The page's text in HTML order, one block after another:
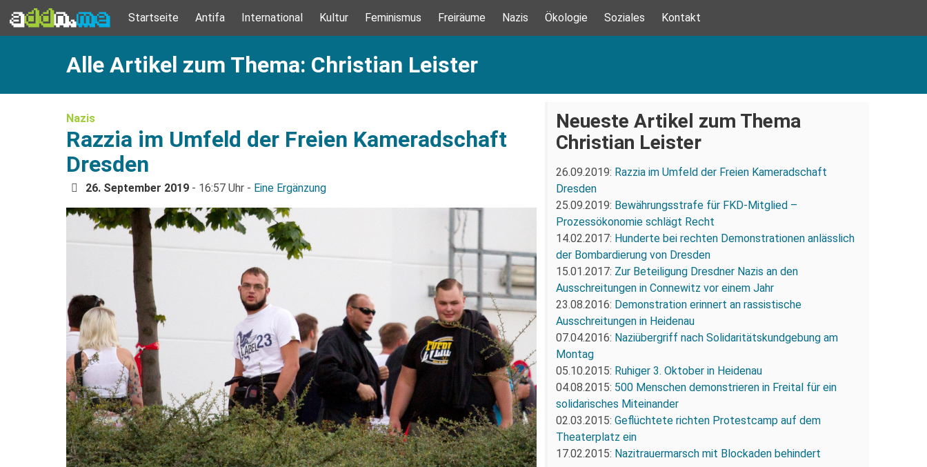
Startseite Antifa International Kultur Feminismus Freiräume Nazis Ökologie Soziales Kontakt
Alle Artikel zum Thema: Christian Leister
Nazis
Razzia im Umfeld der Freien Kameradschaft
Dresden
26. September 2019 - 16:57 Uhr - Eine Ergänzung
Neueste Artikel zum Thema
Christian Leister
26.09.2019: Razzia im Umfeld der Freien Kameradschaft
Dresden
25.09.2019: Bewährungsstrafe für FKD-Mitglied –
Prozessökonomie schlägt Recht
14.02.2017: Hunderte bei rechten Demonstrationen anlässlich
der Bombardierung von Dresden
15.01.2017: Zur Beteiligung Dresdner Nazis an den
Ausschreitungen in Connewitz vor einem Jahr
23.08.2016: Demonstration erinnert an rassistische
Ausschreitungen in Heidenau
07.04.2016: Naziübergriff nach Solidaritätskundgebung am
Montag
05.10.2015: Ruhiger 3. Oktober in Heidenau
04.08.2015: 500 Menschen demonstrieren in Freital für ein
solidarisches Miteinander
02.03.2015: Geflüchtete richten Protestcamp auf dem
Theaterplatz ein
17.02.2015: Nazitrauermarsch mit Blockaden behindert